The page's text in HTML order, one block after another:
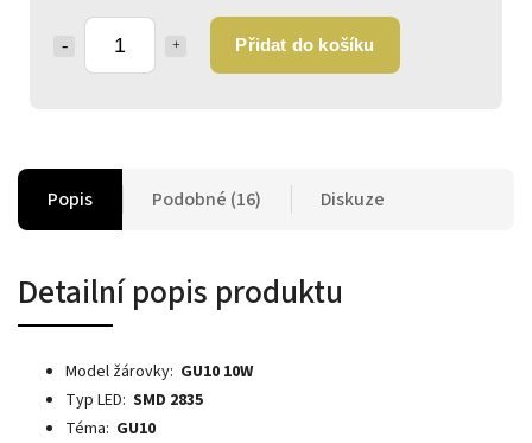
Přidat do košíku
Popis Podobné (16) Diskuze
Detailní popis produktu
Model žárovky: GU10 10W
Typ LED: SMD 2835
Téma: GU10